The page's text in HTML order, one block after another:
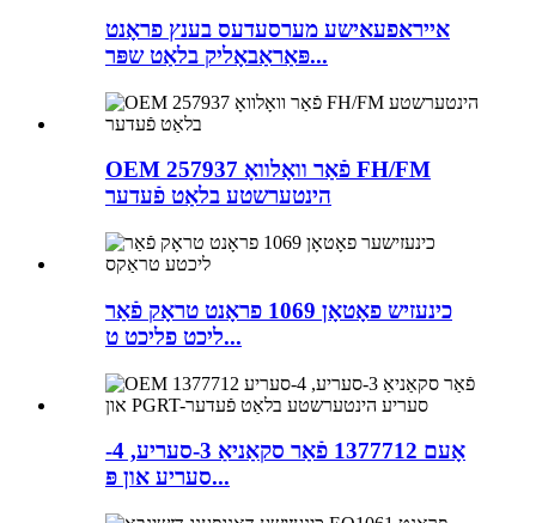
אייראפעאישע מערסעדעס בענץ פראָנט
פּאַראַבאָליק בלאַט שפּר...
OEM 257937 פֿאַר וואָלוואָ FH/FM
הינטערשטע בלאַט פֿעדער
כינעזיש פאָטאָן 1069 פראָנט טראָק פֿאַר
ליכט פליכט ט...
אָעם 1377712 פֿאַר סקאַניאַ 3-סעריע, 4-
סעריע און פּ...